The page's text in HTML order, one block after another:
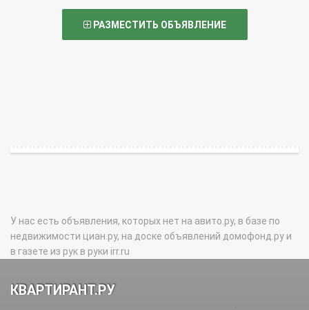
РАЗМЕСТИТЬ ОБЪЯВЛЕНИЕ
У нас есть объявления, которых нет на авито.ру, в базе по
недвижимости циан.ру, на доске объявлений домофонд.ру и
в газете из рук в руки irr.ru
КВАРТИРАНТ.РУ